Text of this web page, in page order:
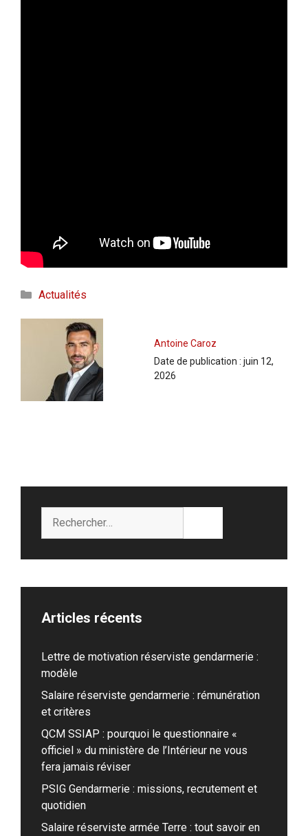
Catégories
Actualités
Antoine Caroz
Date de publication : juin 12,
2026
Articles récents
Lettre de motivation réserviste gendarmerie :
modèle
Salaire réserviste gendarmerie : rémunération
et critères
QCM SSIAP : pourquoi le questionnaire «
officiel » du ministère de l’Intérieur ne vous
fera jamais réviser
PSIG Gendarmerie : missions, recrutement et
quotidien
Salaire réserviste armée Terre : tout savoir en